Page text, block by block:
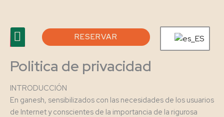
contenidoMenu RESERVAR
Politica de privacidad
INTRODUCCIÓN
En ganesh, sensibilizados con las necesidades de los usuarios
de Internet y conscientes de la importancia de la rigurosa